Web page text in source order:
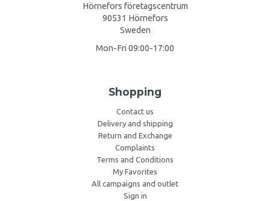
Hörnefors företagscentrum
90531 Hörnefors
Sweden
Mon-Fri 09:00-17:00
Shopping
Contact us
Delivery and shipping
Return and Exchange
Complaints
Terms and Conditions
My Favorites
All campaigns and outlet
Sign in